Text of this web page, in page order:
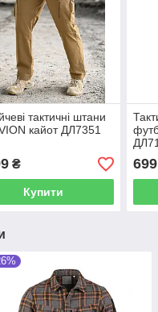
тактичні штани
кайот ДЛ7351
₴
Купити
699